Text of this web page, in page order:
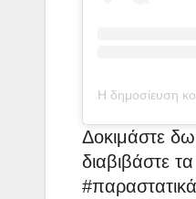
Η δημοσίευση
Δοκιμάστε
διαβιβάστε